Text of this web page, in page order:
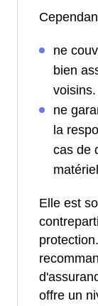
ne
bien
voisins.
ne
la
cas de
Elle est
offre un